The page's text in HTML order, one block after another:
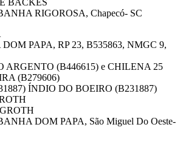
BACKES
RIGOROSA, Chapecó- SC
PAPA, RP 23, B535863, NMGC 9,
ARGENTO (B446615) e CHILENA 25
(B279606)
ÍNDIO DO BOEIRO (B231887)
DOM PAPA, São Miguel Do Oeste-